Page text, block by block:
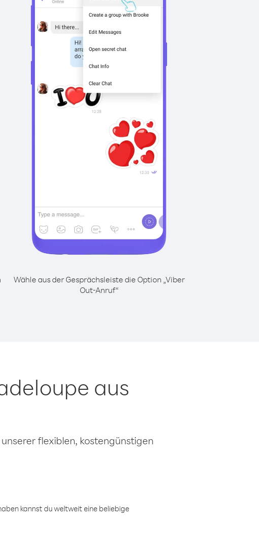
Wähle aus der Gesprächsleiste die Option „Viber
Out-Anruf“
aus
flexiblen, kostengünstigen
kannst du weltweit eine beliebige